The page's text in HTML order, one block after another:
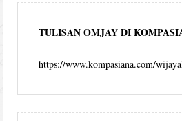
TULISAN OMJAY DI
https://www.kompasiana.com/